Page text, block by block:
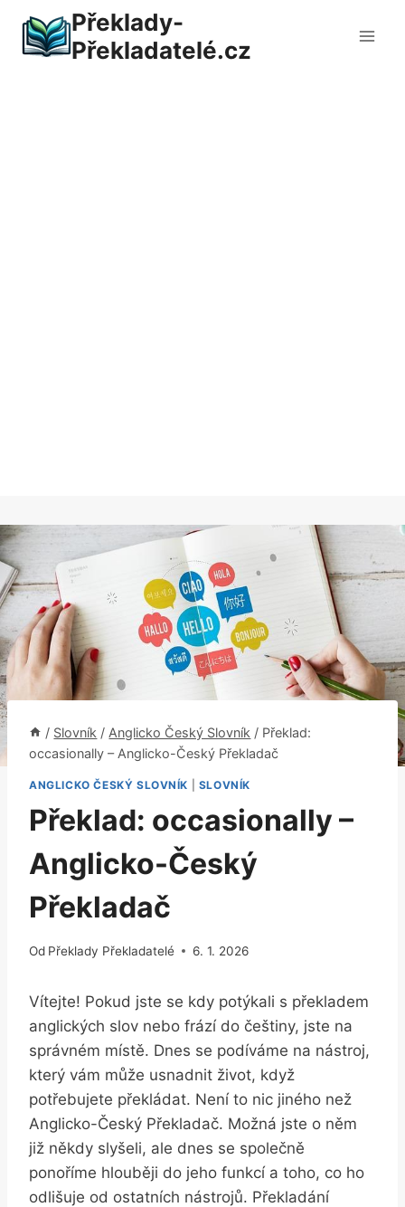
obsah
Překlady-
Překladatelé.cz
/ Slovník / Anglicko Český Slovník / Překlad:
occasionally – Anglicko-Český Překladač
ANGLICKO ČESKÝ SLOVNÍK SLOVNÍK
Překlad: occasionally –
Anglicko-Český
Překladač
Od Překlady Překladatelé 6. 1. 2026
Vítejte! Pokud jste se kdy potýkali s překladem
anglických slov nebo frází do češtiny, jste na
správném místě. Dnes se podíváme na nástroj,
který vám může usnadnit život, když
potřebujete překládat. Není to nic jiného než
Anglicko-Český Překladač. Možná jste o něm
již někdy slyšeli, ale dnes se společně
ponoříme hlouběji do jeho funkcí a toho, co ho
odlišuje od ostatních nástrojů. Překladání